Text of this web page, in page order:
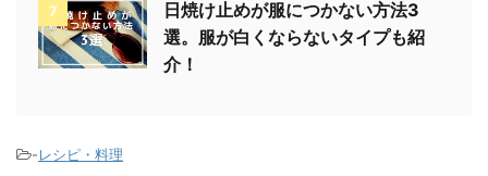
7
日焼け止めが服につかない方法3
選。服が白くならないタイプも紹
介！
-レシピ・料理